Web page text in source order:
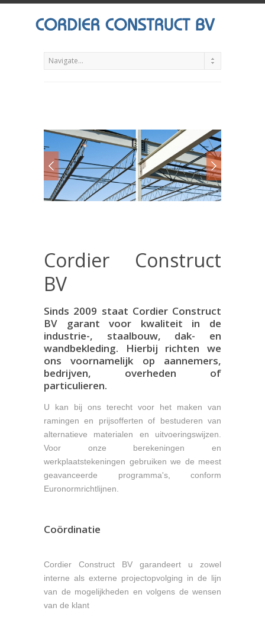
Cordier Construct
BV
Sinds 2009 staat Cordier Construct
BV garant voor kwaliteit in de
industrie-, staalbouw, dak- en
wandbekleding. Hierbij richten we
ons voornamelijk op aannemers,
bedrijven, overheden of
particulieren.
U kan bij ons terecht voor het maken van
ramingen en prijsofferten of bestuderen van
alternatieve materialen en uitvoeringswijzen.
Voor onze berekeningen en
werkplaatstekeningen gebruiken we de meest
geavanceerde programma's, conform
Euronormrichtlijnen.
Coördinatie
Cordier Construct BV garandeert u zowel
interne als externe projectopvolging in de lijn
van de mogelijkheden en volgens de wensen
van de klant